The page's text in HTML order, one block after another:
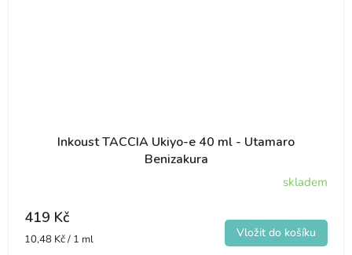
Inkoust TACCIA Ukiyo-e 40 ml - Utamaro
Benizakura
skladem
419 Kč
Měrná
10,48 Kč / 1 ml